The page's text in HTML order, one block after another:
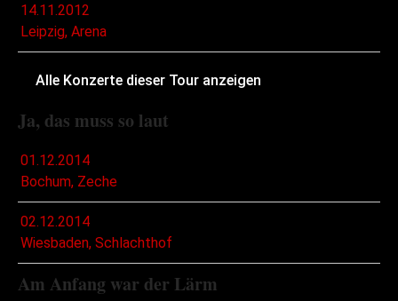
14.11.2012
Leipzig, Arena
Alle Konzerte dieser Tour anzeigen
Ja, das muss so laut
01.12.2014
Bochum, Zeche
02.12.2014
Wiesbaden, Schlachthof
Am Anfang war der Lärm